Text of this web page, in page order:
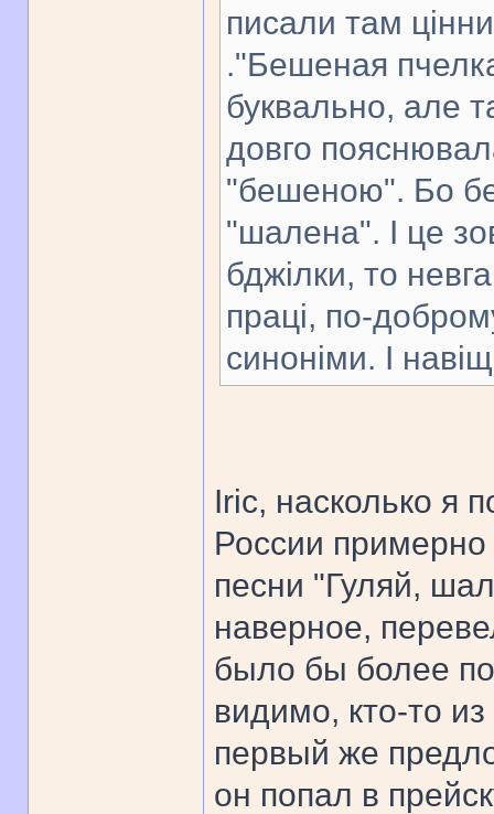
писали там
."Бешеная
буквально, але
довго
"бешеною". Бо
"шалена". І це
бджілки, то
праці, по-
синоніми. І
Iric, насколько я
России
песни "Гуляй,
наверное,
было бы более
видимо, кто-то
первый же
он попал в